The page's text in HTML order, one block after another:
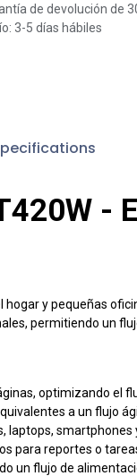
de devolución de
3-5 días hábiles
-
y pequeñas
permitiendo un
optimizando el
a un flujo
laptops, smartphones
para reportes o
un flujo de